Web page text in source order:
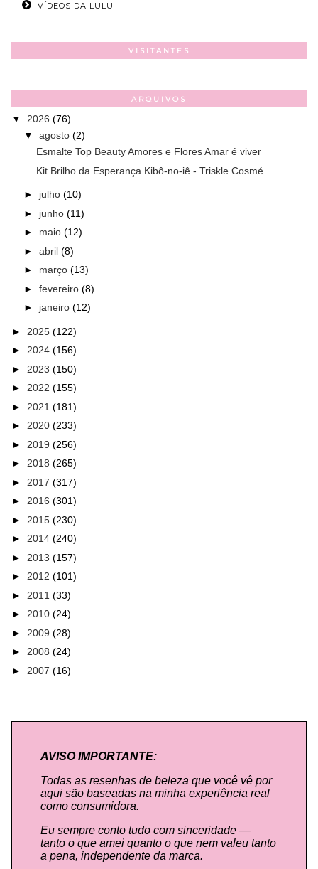
VÍDEOS DA LULU
VISITANTES
ARQUIVOS
▼ 2026 (76)
▼ agosto (2)
Esmalte Top Beauty Amores e Flores Amar é viver
Kit Brilho da Esperança Kibô-no-iê - Triskle Cosmé...
► julho (10)
► junho (11)
► maio (12)
► abril (8)
► março (13)
► fevereiro (8)
► janeiro (12)
► 2025 (122)
► 2024 (156)
► 2023 (150)
► 2022 (155)
► 2021 (181)
► 2020 (233)
► 2019 (256)
► 2018 (265)
► 2017 (317)
► 2016 (301)
► 2015 (230)
► 2014 (240)
► 2013 (157)
► 2012 (101)
► 2011 (33)
► 2010 (24)
► 2009 (28)
► 2008 (24)
► 2007 (16)
AVISO IMPORTANTE:
Todas as resenhas de beleza que você vê por
aqui são baseadas na minha experiência real
como consumidora.
Eu sempre conto tudo com sinceridade —
tanto o que amei quanto o que nem valeu tanto
a pena, independente da marca.